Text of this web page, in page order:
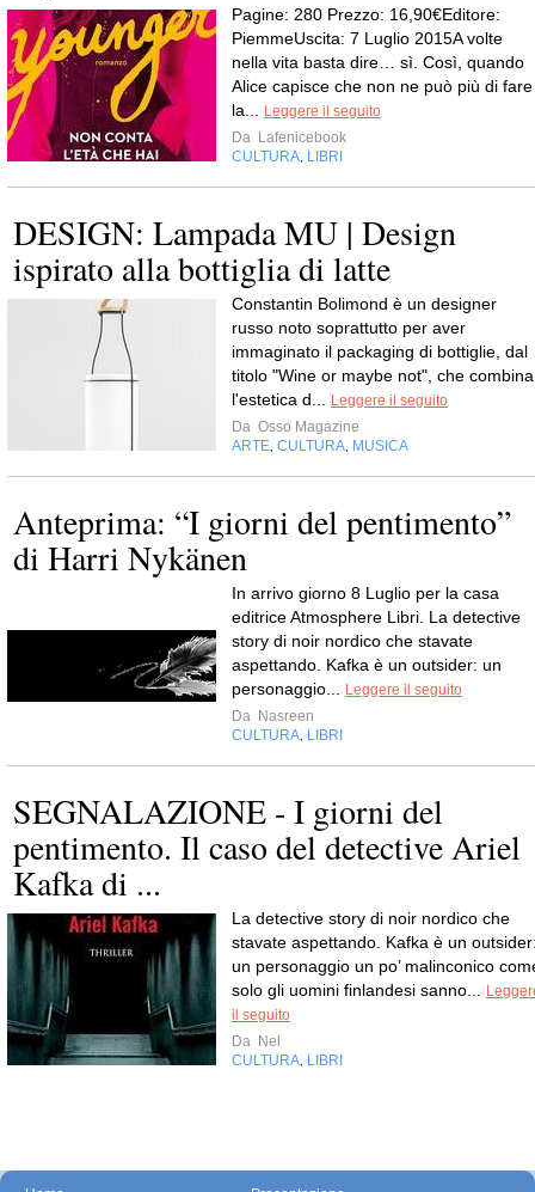
Pagine: 280 Prezzo: 16,90€Editore:
PiemmeUscita: 7 Luglio 2015A volte
nella vita basta dire… sì. Così, quando
Alice capisce che non ne può più di fare
la...
Leggere il seguito
Da Lafenicebook
CULTURA LIBRI
DESIGN: Lampada MU | Design
ispirato alla bottiglia di latte
Constantin Bolimond è un designer
russo noto soprattutto per aver
immaginato il packaging di bottiglie, dal
titolo "Wine or maybe not", che combina
l'estetica d...
Leggere il seguito
Da Osso Magazine
ARTE CULTURA MUSICA
Anteprima: “I giorni del pentimento”
di Harri Nykänen
In arrivo giorno 8 Luglio per la casa
editrice Atmosphere Libri. La detective
story di noir nordico che stavate
aspettando. Kafka è un outsider: un
personaggio...
Leggere il seguito
Da Nasreen
CULTURA LIBRI
SEGNALAZIONE - I giorni del
pentimento. Il caso del detective Ariel
Kafka di ...
La detective story di noir nordico che
stavate aspettando. Kafka è un
un personaggio un po’ malinconico
solo gli uomini finlandesi sanno...
il seguito
Da Nel
CULTURA LIBRI